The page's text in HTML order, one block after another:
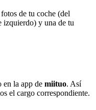
de tu coche (del
izquierdo) y una de tu
en la app de miituo. Así
el cargo correspondiente.